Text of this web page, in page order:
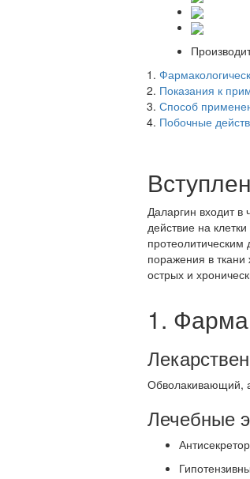
Показания к
Способ
Побочные
Даларгин входит
действие на
поражения в ткани
острых и
1.
Обволакивающий,
Лечебные